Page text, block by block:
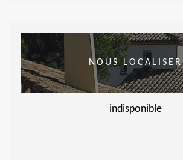
NOUS LOCALISER
indisponible